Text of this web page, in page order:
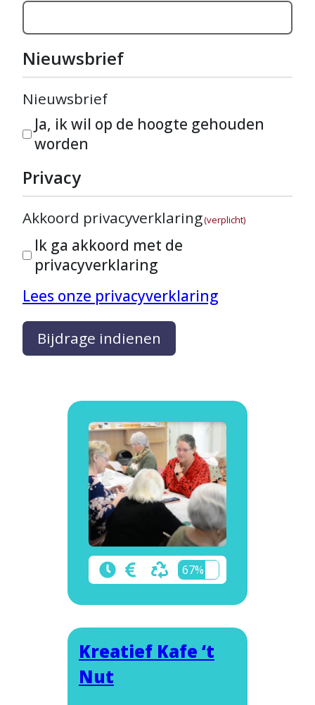
Nieuwsbrief
Nieuwsbrief
Ja, ik wil op de hoogte gehouden
worden
Privacy
Akkoord privacyverklaring(verplicht)
Ik ga akkoord met de
privacyverklaring
Lees onze privacyverklaring
Bijdrage indienen
67%
Kreatief Kafe ‘t
Nut